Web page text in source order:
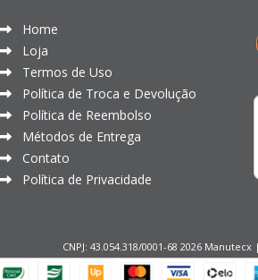
Home
Loja
Termos de Uso
Política de Troca e Devolução
Política de Reembolso
Métodos de Entrega
Contato
Política de Privacidade
CNPJ: 43.054.318/0001-68 2026